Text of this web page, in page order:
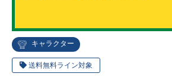
キャラクター
送料無料ライン対象